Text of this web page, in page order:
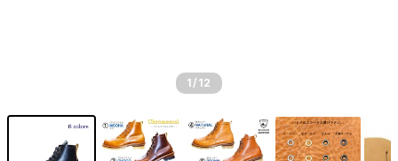
1 /12